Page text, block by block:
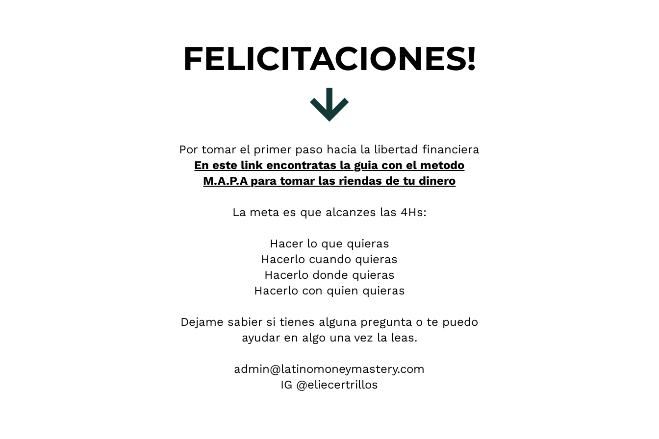
FELICITACIONES!
Por tomar el primer paso hacia la libertad financiera
En este link encontratas la guia con el metodo
M.A.P.A para tomar las riendas de tu dinero
La meta es que alcanzes las 4Hs:
Hacer lo que quieras
Hacerlo cuando quieras
Hacerlo donde quieras
Hacerlo con quien quieras
Dejame sabier si tienes alguna pregunta o te puedo
ayudar en algo una vez la leas.
admin@latinomoneymastery.com
IG @eliecertrillos